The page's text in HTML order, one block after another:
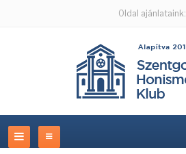
Oldal ajánlataink: